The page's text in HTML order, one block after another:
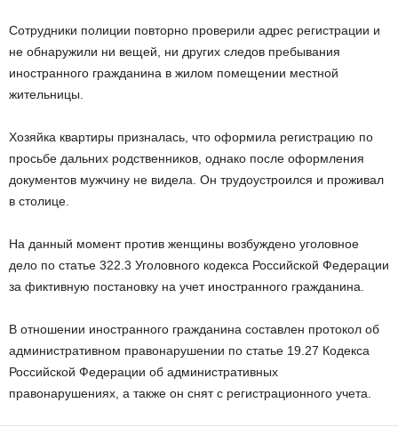
Сотрудники полиции повторно проверили адрес регистрации и
не обнаружили ни вещей, ни других следов пребывания
иностранного гражданина в жилом помещении местной
жительницы.
Хозяйка квартиры призналась, что оформила регистрацию по
просьбе дальних родственников, однако после оформления
документов мужчину не видела. Он трудоустроился и проживал
в столице.
На данный момент против женщины возбуждено уголовное
дело по статье 322.3 Уголовного кодекса Российской Федерации
за фиктивную постановку на учет иностранного гражданина.
В отношении иностранного гражданина составлен протокол об
административном правонарушении по статье 19.27 Кодекса
Российской Федерации об административных
правонарушениях, а также он снят с регистрационного учета.